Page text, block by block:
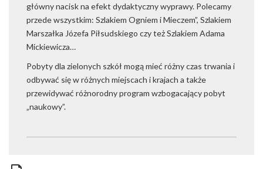
główny nacisk na efekt dydaktyczny wyprawy. Polecamy
przede wszystkim: Szlakiem Ogniem i Mieczem”, Szlakiem
Marszałka Józefa Piłsudskiego czy też Szlakiem Adama
Mickiewicza…
Pobyty dla zielonych szkół mogą mieć różny czas trwania i
odbywać się w różnych miejscach i krajach a także
przewidywać różnorodny program wzbogacający pobyt
„naukowy”.